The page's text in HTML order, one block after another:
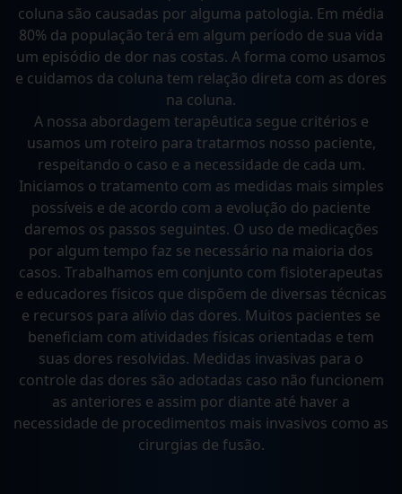
coluna são causadas por alguma patologia. Em média
80% da população terá em algum período de sua vida
um episódio de dor nas costas. A forma como usamos
e cuidamos da coluna tem relação direta com as dores
na coluna.
A nossa abordagem terapêutica segue critérios e
usamos um roteiro para tratarmos nosso paciente,
respeitando o caso e a necessidade de cada um.
Iniciamos o tratamento com as medidas mais simples
possíveis e de acordo com a evolução do paciente
daremos os passos seguintes. O uso de medicações
por algum tempo faz se necessário na maioria dos
casos. Trabalhamos em conjunto com fisioterapeutas
e educadores físicos que dispõem de diversas técnicas
e recursos para alívio das dores. Muitos pacientes se
beneficiam com atividades físicas orientadas e tem
suas dores resolvidas. Medidas invasivas para o
controle das dores são adotadas caso não funcionem
as anteriores e assim por diante até haver a
necessidade de procedimentos mais invasivos como as
cirurgias de fusão.